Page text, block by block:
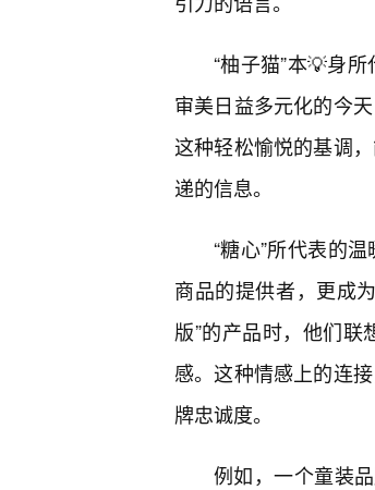
“柚子猫”本💡身
审美日益多元化的今
这种轻松愉悦的基调
递的信息。
“糖心”所代表的
商品的提供者，更成
版”的产品时，他们
感。这种情感上的连
牌忠诚度。
例如，一个童装